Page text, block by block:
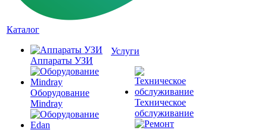
Каталог
Аппараты УЗИ
Оборудование
Mindray
Услуги
Техническое
обслуживание